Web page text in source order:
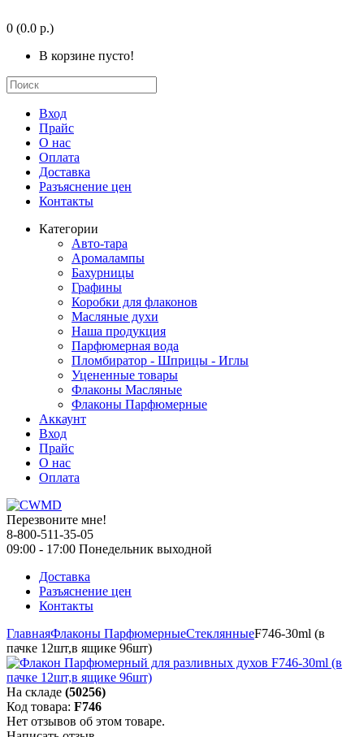
0 (0.0 р.)
В корзине пусто!
Вход
Прайс
О нас
Оплата
Доставка
Разъяснение цен
Контакты
Категории
Авто-тара
Аромалампы
Бахурницы
Графины
Коробки для флаконов
Масляные духи
Наша продукция
Парфюмерная вода
Пломбиратор - Шприцы - Иглы
Уцененные товары
Флаконы Масляные
Флаконы Парфюмерные
Аккаунт
Вход
Прайс
О нас
Оплата
Перезвоните мне!
8-800-511-35-05
09:00 - 17:00 Понедельник выходной
Доставка
Разъяснение цен
Контакты
ГлавнаяФлаконы ПарфюмерныеСтеклянныеF746-30ml (в
пачке 12шт,в ящике 96шт)
На складе (50256)
Код товара: F746
Нет отзывов об этом товаре.